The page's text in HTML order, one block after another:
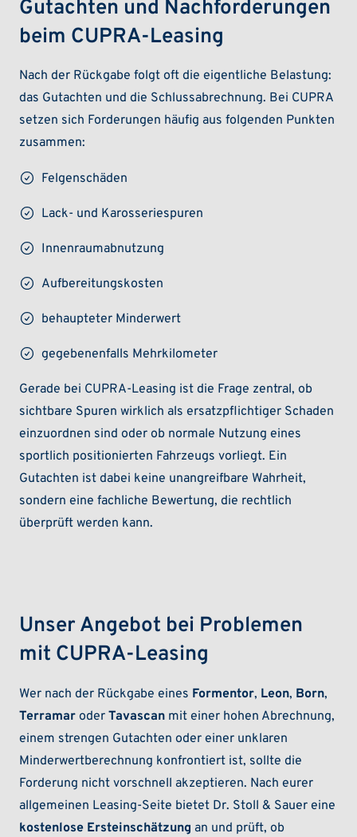
Gutachten und Nachforderungen
beim CUPRA-Leasing
Nach der Rückgabe folgt oft die eigentliche Belastung:
das Gutachten und die Schlussabrechnung. Bei CUPRA
setzen sich Forderungen häufig aus folgenden Punkten
zusammen:
Felgenschäden
Lack- und Karosseriespuren
Innenraumabnutzung
Aufbereitungskosten
behaupteter Minderwert
gegebenenfalls Mehrkilometer
Gerade bei CUPRA-Leasing ist die Frage zentral, ob
sichtbare Spuren wirklich als ersatzpflichtiger Schaden
einzuordnen sind oder ob normale Nutzung eines
sportlich positionierten Fahrzeugs vorliegt. Ein
Gutachten ist dabei keine unangreifbare Wahrheit,
sondern eine fachliche Bewertung, die rechtlich
überprüft werden kann.
Unser Angebot bei Problemen
mit CUPRA-Leasing
Wer nach der Rückgabe eines Formentor, Leon, Born,
Terramar oderTavascan mit einer hohen Abrechnung,
einem strengen Gutachten oder einer unklaren
Minderwertberechnung konfrontiert ist, sollte die
Forderung nicht vorschnell akzeptieren. Nach eurer
allgemeinen Leasing-Seite bietet Dr. Stoll & Sauer eine
kostenlose Ersteinschätzung an und prüft, ob